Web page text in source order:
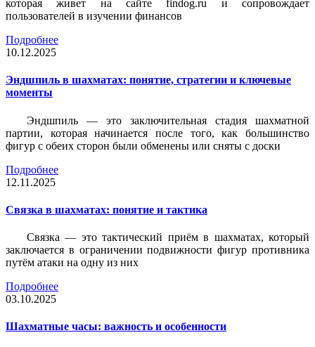
которая живет на сайте findog.ru и сопровождает
пользователей в изучении финансов
Подробнее
10.12.2025
Эндшпиль в шахматах: понятие, стратегии и ключевые
моменты
Эндшпиль — это заключительная стадия шахматной
партии, которая начинается после того, как большинство
фигур с обеих сторон были обменены или сняты с доски
Подробнее
12.11.2025
Связка в шахматах: понятие и тактика
Связка — это тактический приём в шахматах, который
заключается в ограничении подвижности фигур противника
путём атаки на одну из них
Подробнее
03.10.2025
Шахматные часы: важность и особенности